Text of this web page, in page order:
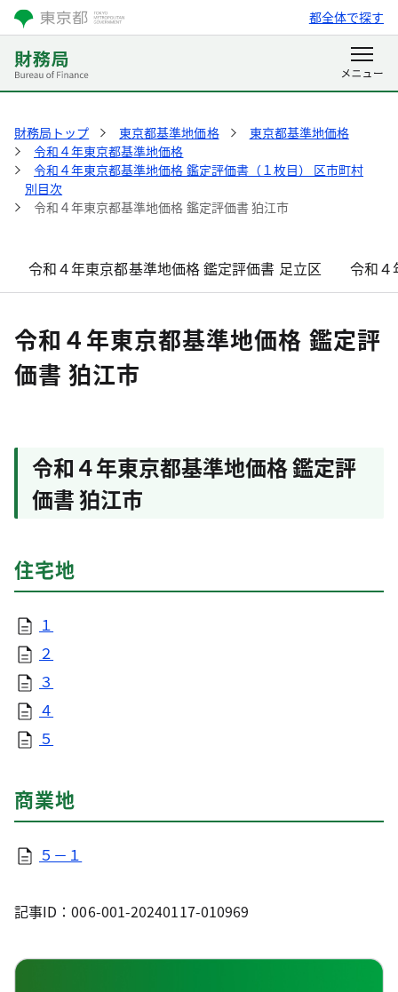
都全体で探す
財務局トップ 東京都基準地価格
東京都基準地価格
令和４年東京都基準地価格
令和４年東京都基準地価格 鑑定評価書（１枚目） 区市町村
別目次
令和４年東京都基準地価格 鑑定評価書 狛江市
令和４年東京都基準地価格 鑑定評価書 足立区 令和４
令和４年東京都基準地価格 鑑定評
価書 狛江市
令和４年東京都基準地価格 鑑定評
価書 狛江市
住宅地
１
２
３
４
５
商業地
５－１
記事ID：006-001-20240117-010969